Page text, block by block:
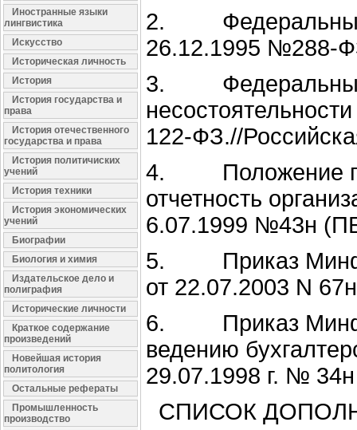
Иностранные языки
лингвистика
Искусство
Историческая личность
История
История государства и
права
История отечественного
государства и права
История политичиских
учений
История техники
История экономических
учений
Биографии
Биология и химия
Издательское дело и
полиграфия
Исторические личности
Краткое содержание
произведений
Новейшая история
политология
Остальные рефераты
Промышленность
производство
2. Федеральный
26.12.1995 №288-
3. Федеральный
122-ФЗ.//
4. Положение по
отчетность
6.07.1999 №43н
5. Приказ
от 22.07.2003 N
6. Приказ
ведению
29.07.1998 г. №
СПИСОК